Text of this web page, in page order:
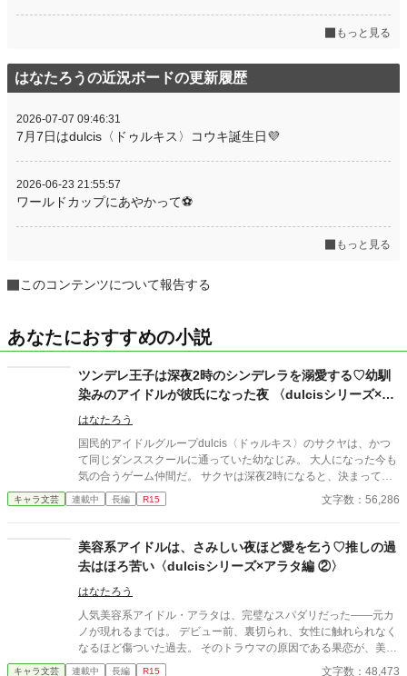
もっと見る
はなたろうの近況ボードの更新履歴
2026-07-07 09:46:31
7月7日はdulcis〈ドゥルキス〉コウキ誕生日💜
2026-06-23 21:55:57
ワールドカップにあやかって⚽️
もっと見る
このコンテンツについて報告する
あなたにおすすめの小説
ツンデレ王子は深夜2時のシンデレラを溺愛する♡幼馴
染みのアイドルが彼氏になった夜 〈dulcisシリーズ×サ
クヤ編〉
はなたろう
国民的アイドルグループdulcis〈ドゥルキス〉のサクヤは、かつ
て同じダンススクールに通っていた幼なじみ。 大人になった今も
気の合うゲーム仲間だ。 サクヤは深夜2時になると、決まって私
を追い出す。 「さっさと帰れ」 だから私はずっと、自分は恋愛対
象じゃないのだと思っていた。 それなのに――。 「なんでキスし
事もなかったような顔。 近いのに遠い。 曖昧な関係に疲れた私
は、この片想いを終わらせようと決意する。 そんな私の心を支え
てくれたのは、オンラインゲームで出会った優しい彼だった。 だ
けど――。 現実でも、ゲームの世界でも。 私が恋をしていた相手
は、ずっと同じ人だった。 「いい加減気づけよ、鈍感」 現実で
も、ゲームでも。 サクヤはずっと私のそばにいた。 深夜2時。 サ
クヤが本当に伝えたかったのは、「帰れ」じゃなくて――「帰ら
ないで」。 ツンデレだけど一途で不器用なトップアイドルに、10
年越しの恋を叶えられてしまう、じれ甘幼なじみラブストーリ
キャラ文芸 連載中 長編 R15 文字数：56,286
美容系アイドルは、さみしい夜ほど愛を乞う♡推しの過
去はほろ苦い〈dulcisシリーズ×アラタ編 ②〉
はなたろう
人気美容系アイドル・アラタは、完璧なスパダリだった――元カ
ノが現れるまでは。 デビュー前、裏切られ、女性に触れられなく
なるほど傷ついた過去。 そのトラウマの原因である果恋が、美容
雑誌の取材で再びアラタの前に現れる。 余裕を失っていくアラタ
キャラ文芸 連載中 長編 R15 文字数：48,473